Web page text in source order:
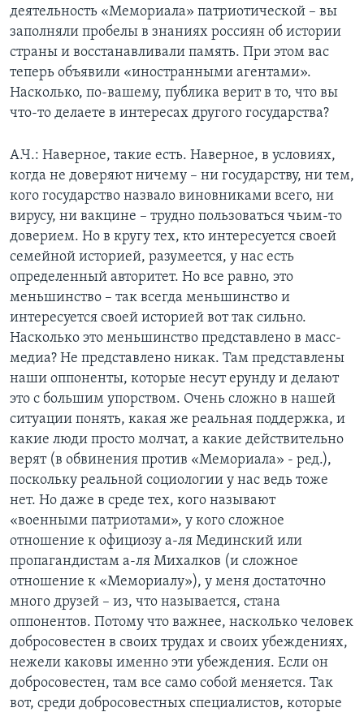
деятельность «Мемориала» патриотической – вы
заполняли пробелы в знаниях россиян об истории
страны и восстанавливали память. При этом вас
теперь объявили «иностранными агентами».
Насколько, по-вашему, публика верит в то, что вы
что-то делаете в интересах другого государства?
А.Ч.: Наверное, такие есть. Наверное, в условиях,
когда не доверяют ничему – ни государству, ни тем,
кого государство назвало виновниками всего, ни
вирусу, ни вакцине – трудно пользоваться чьим-то
доверием. Но в кругу тех, кто интересуется своей
семейной историей, разумеется, у нас есть
определенный авторитет. Но все равно, это
меньшинство – так всегда меньшинство и
интересуется своей историей вот так сильно.
Насколько это меньшинство представлено в масс-
медиа? Не представлено никак. Там представлены
наши оппоненты, которые несут ерунду и делают
это с большим упорством. Очень сложно в нашей
ситуации понять, какая же реальная поддержка, и
какие люди просто молчат, а какие действительно
верят (в обвинения против «Мемориала» - ред.),
поскольку реальной социологии у нас ведь тоже
нет. Но даже в среде тех, кого называют
«военными патриотами», у кого сложное
отношение к официозу а-ля Мединский или
пропагандистам а-ля Михалков (и сложное
отношение к «Мемориалу»), у меня достаточно
много друзей – из, что называется, стана
оппонентов. Потому что важнее, насколько человек
добросовестен в своих трудах и своих убеждениях,
нежели каковы именно эти убеждения. Если он
добросовестен, там все само собой меняется. Так
вот, среди добросовестных специалистов, которые